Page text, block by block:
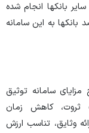
بانکها انجام شده
تا یک ماه آینده بیش از 50 درصد بانکها به این سامانه
سامانه توثیق
ثروت، کاهش زمان
وثایق، تناسب ارزش